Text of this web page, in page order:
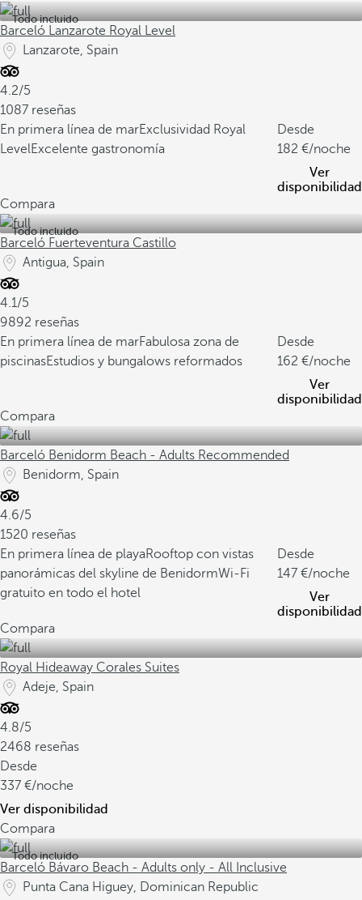
Todo incluido
Barceló Lanzarote Royal Level
Lanzarote, Spain
4.2/5
1087 reseñas
En primera línea de marExclusividad Royal
LevelExcelente gastronomía
Desde
182
/noche
Ver
disponibilidad
Compara
Todo incluido
Barceló Fuerteventura Castillo
Antigua, Spain
4.1/5
9892 reseñas
En primera línea de marFabulosa zona de
piscinasEstudios y bungalows reformados
Desde
162
/noche
Ver
disponibilidad
Compara
Barceló Benidorm Beach - Adults Recommended
Benidorm, Spain
4.6/5
1520 reseñas
En primera línea de playaRooftop con vistas
panorámicas del skyline de BenidormWi-Fi
gratuito en todo el hotel
Desde
147
/noche
Ver
disponibilidad
Compara
Royal Hideaway Corales Suites
Adeje, Spain
4.8/5
2468 reseñas
Desde
337
/noche
Ver disponibilidad
Compara
Todo incluido
Barceló Bávaro Beach - Adults only - All Inclusive
Punta Cana Higuey, Dominican Republic